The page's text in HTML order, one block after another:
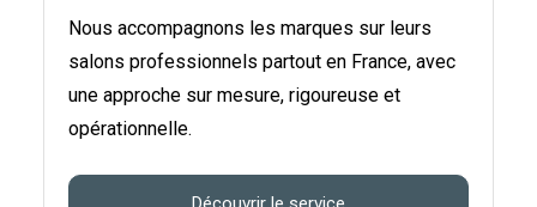
Nous accompagnons les marques sur leurs
salons professionnels partout en France, avec
une approche sur mesure, rigoureuse et
opérationnelle.